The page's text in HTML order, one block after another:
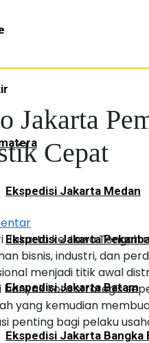
Ekspedisi Jakarta Medan
Ekspedisi Jakarta
Ekspedisi Jakarta Batam
Ekspedisi Jakarta Bangka
Jakarta
Cepat
ke Jawa Tengah
bisnis, industri, dan
menjadi titik awal
kota strategis
yang kemudian
penting bagi pelaku